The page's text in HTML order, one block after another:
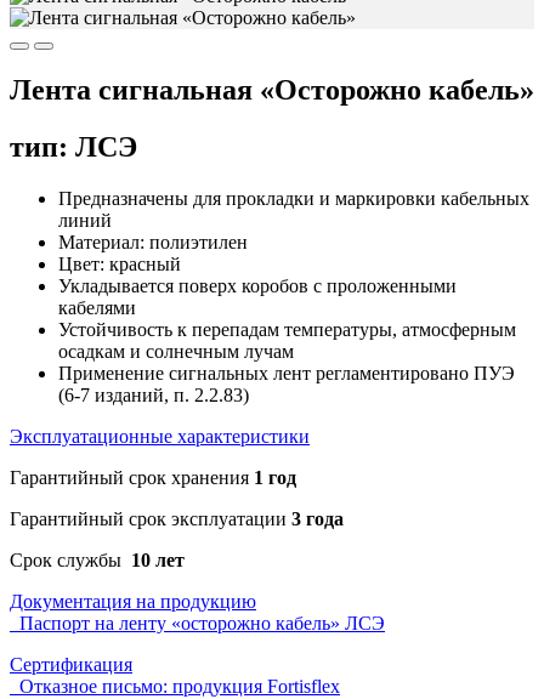
Лента сигнальная «Осторожно кабель»
тип: ЛСЭ
Предназначены для прокладки и маркировки кабельных
линий
Материал: полиэтилен
Цвет: красный
Укладывается поверх коробов с проложенными
кабелями
Устойчивость к перепадам температуры, атмосферным
осадкам и солнечным лучам
Применение сигнальных лент регламентировано ПУЭ
(6-7 изданий, п. 2.2.83)
Эксплуатационные характеристики
Гарантийный срок хранения 1 год
Гарантийный срок эксплуатации 3 года
Срок службы 10 лет
Документация на продукцию
Паспорт на ленту «осторожно кабель» ЛСЭ
Сертификация
Отказное письмо: продукция Fortisflex